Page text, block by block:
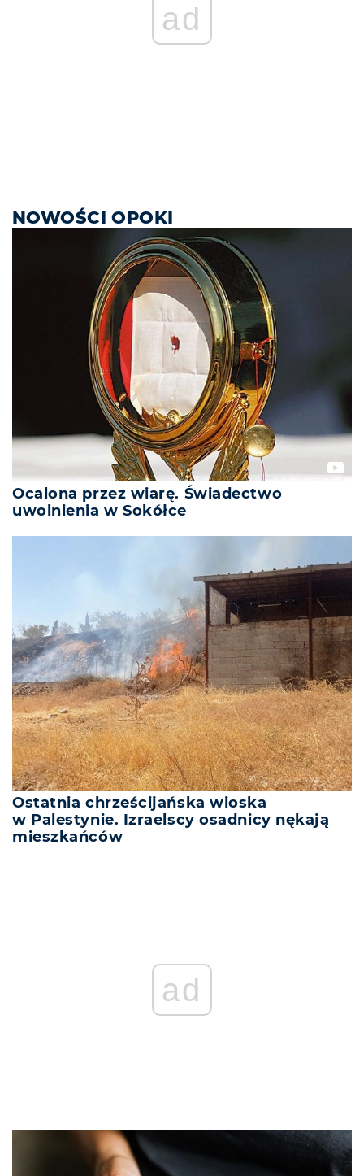
ad
NOWOŚCI OPOKI
Ocalona przez wiarę. Świadectwo
uwolnienia w Sokółce
Ostatnia chrześcijańska wioska
w Palestynie. Izraelscy osadnicy nękają
mieszkańców
ad